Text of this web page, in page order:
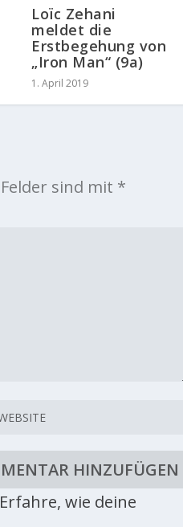
Loïc Zehani
meldet die
Erstbegehung von
„Iron Man“ (9a)
1. April 2019
sind mit *
Erfahre, wie deine